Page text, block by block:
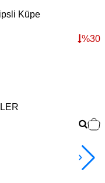
Küpe
%30